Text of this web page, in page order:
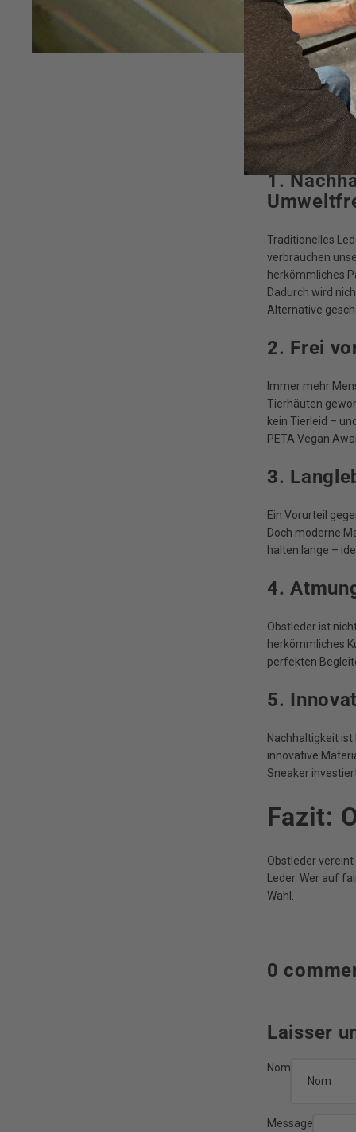
Die Modewelt
Während
immer mehr
Material, das
hergestellt wird.
1.
Traditionelles
verbrauchen
herkömmliches
Dadurch wird
Alternative
2. Frei
Immer mehr
Tierhäuten
kein Tierleid –
PETA Vegan
3.
Ein Vorurteil
Doch moderne
halten lange –
4.
Obstleder ist
herkömmliches
perfekten
5.
Nachhaltigkeit
innovative
Sneaker
Fazit:
Obstleder
Leder. Wer auf
Wahl.
0
Laisser
Nom
Message